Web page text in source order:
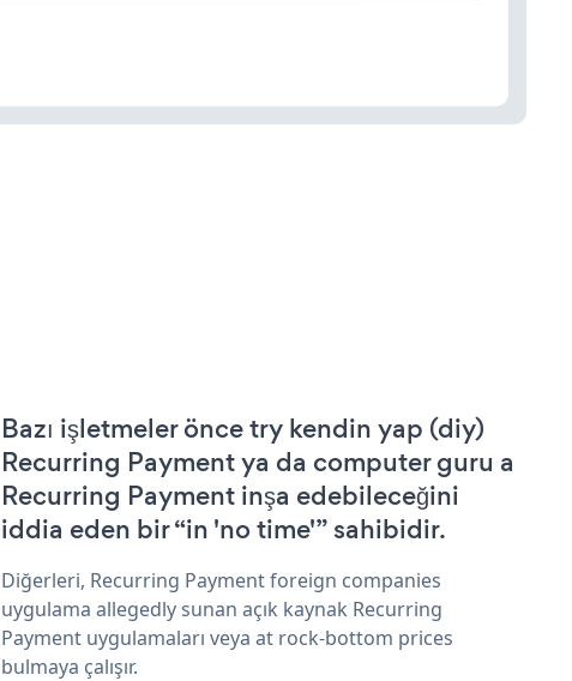
Bazı işletmeler önce try kendin yap (diy)
Recurring Payment ya da computer guru a
Recurring Payment inşa edebileceğini
iddia eden bir “in 'no time'” sahibidir.
Diğerleri, Recurring Payment foreign companies
uygulama allegedly sunan açık kaynak Recurring
Payment uygulamaları veya at rock-bottom prices
bulmaya çalışır.